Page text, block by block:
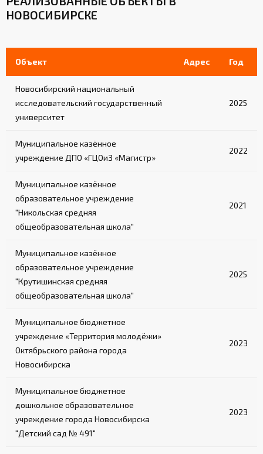
НОВОСИБИРСКЕ
Объект Адрес Год
Новосибирский национальный
исследовательский государственный
университет
2025
Муниципальное казённое
учреждение ДПО «ГЦОиЗ «Магистр»
2022
Муниципальное казённое
образовательное учреждение
"Никольская средняя
общеобразовательная школа"
2021
Муниципальное казённое
образовательное учреждение
"Крутишинская средняя
общеобразовательная школа"
2025
Муниципальное бюджетное
учреждение «Территория молодёжи»
Октябрьского района города
Новосибирска
2023
Муниципальное бюджетное
дошкольное образовательное
учреждение города Новосибирска
"Детский сад № 491"
2023